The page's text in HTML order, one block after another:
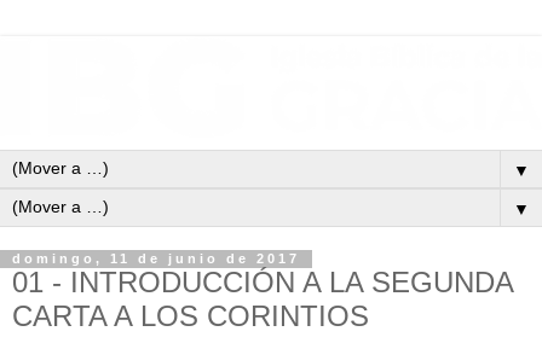
▼
▼
domingo, 11 de junio de 2017
01 - INTRODUCCIÓN A LA SEGUNDA
CARTA A LOS CORINTIOS